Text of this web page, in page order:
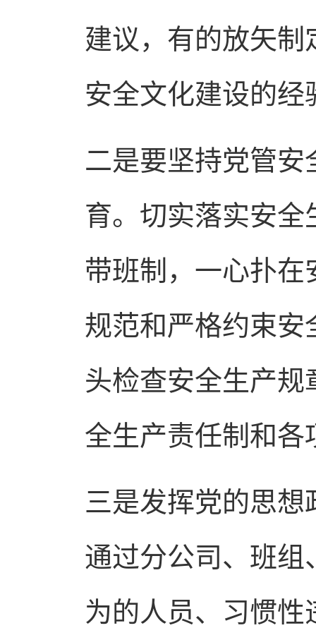
建议，有的放矢
安全文化建设的
二是要坚持党管
育。切实落实安
带班制，一心扑
规范和严格约束
头检查安全生产
全生产责任制和各
三是发挥党的思
通过分公司、班
为的人员、习惯性